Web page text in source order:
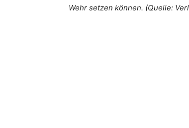
Wehr setzen können. (Quelle: